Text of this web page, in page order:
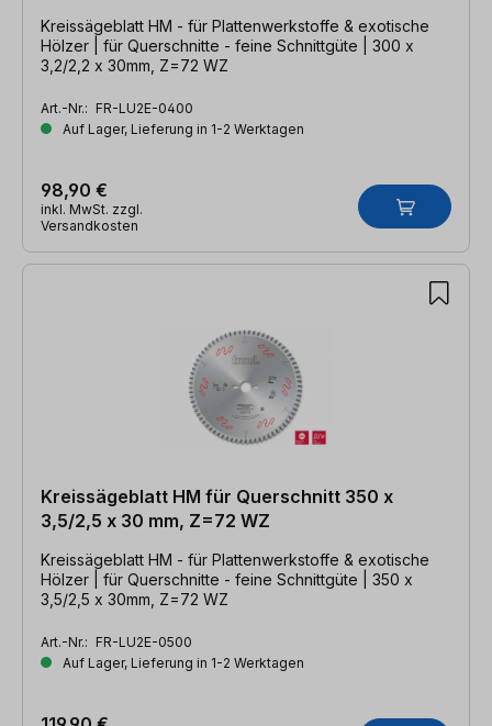
Kreissägeblatt HM - für Plattenwerkstoffe & exotische
Hölzer | für Querschnitte - feine Schnittgüte | 300 x
3,2/2,2 x 30mm, Z=72 WZ
Art.-Nr.: FR-LU2E-0400
Auf Lager, Lieferung in 1-2 Werktagen
98,90 €
inkl. MwSt. zzgl.
Versandkosten
Kreissägeblatt HM für Querschnitt 350 x
3,5/2,5 x 30 mm, Z=72 WZ
Kreissägeblatt HM - für Plattenwerkstoffe & exotische
Hölzer | für Querschnitte - feine Schnittgüte | 350 x
3,5/2,5 x 30mm, Z=72 WZ
Art.-Nr.: FR-LU2E-0500
Auf Lager, Lieferung in 1-2 Werktagen